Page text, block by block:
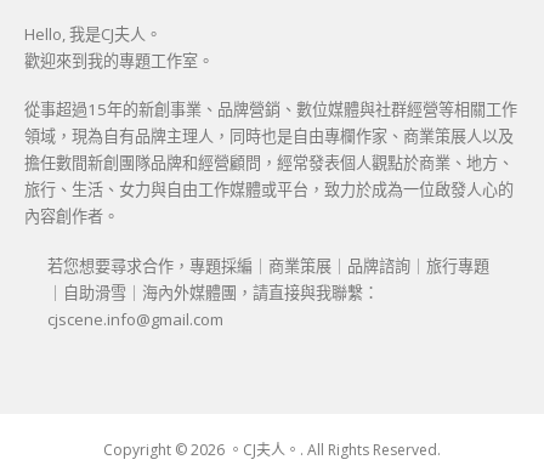
Hello, 我是CJ夫人。
歡迎來到我的專題工作室。
從事超過15年的新創事業、品牌營銷、數位媒體與社群經營等相關工作
領域，現為自有品牌主理人，同時也是自由專欄作家、商業策展人以及
擔任數間新創團隊品牌和經營顧問，經常發表個人觀點於商業、地方、
旅行、生活、女力與自由工作媒體或平台，致力於成為一位啟發人心的
內容創作者。
若您想要尋求合作，專題採編｜商業策展｜品牌諮詢｜旅行專題
｜自助滑雪｜海內外媒體團，請直接與我聯繫：
cjscene.info@gmail.com
Copyright © 2026 。CJ夫人。. All Rights Reserved.